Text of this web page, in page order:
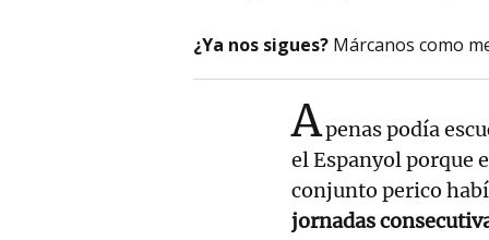
¿Ya nos sigues? Márcanos como
Apenas podía
el Espanyol porque
conjunto perico
jornadas